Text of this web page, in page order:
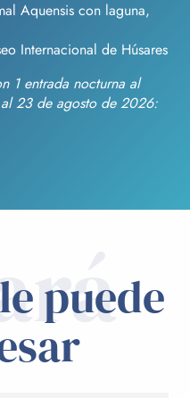
Aquensis con laguna,
Internacional de Húsares
1 entrada nocturna al
al 23 de agosto de 2026:
puede